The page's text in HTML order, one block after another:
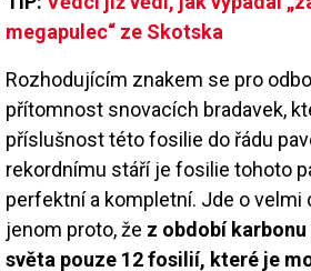
megapulec“ ze Skotska
Rozhodujícím znakem se pro
přítomnost snovacích bradavek,
příslušnost této fosilie do řádu
rekordnímu stáří je fosilie tohoto
perfektní a kompletní. Jde o velmi
jenom proto, že z období
světa pouze 12 fosilií, které je